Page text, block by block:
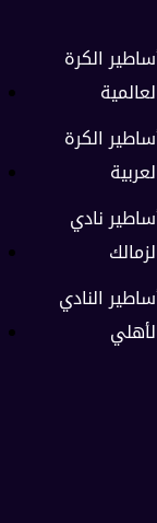
الكرة
الكرة
نادي
النادي